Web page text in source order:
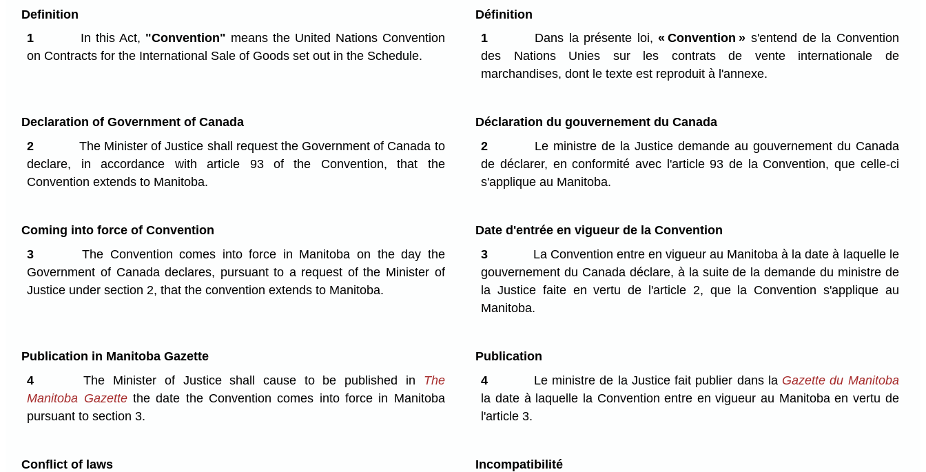
Definition
1
In this Act, "Convention" means the United Nations Convention
on Contracts for the International Sale of Goods set out in the Schedule.
Définition
1
Dans la présente loi,« Convention » s'entend de la Convention
des Nations Unies sur les contrats de vente internationale de
marchandises, dont le texte est reproduit à l'annexe.
Declaration of Government of Canada
2
The Minister of Justice shall request the Government of Canada to
declare, in accordance with article 93 of the Convention, that the
Convention extends to Manitoba.
Déclaration du gouvernement du Canada
2
Le ministre de la Justice demande au gouvernement du Canada
de déclarer, en conformité avec l'article 93 de la Convention, que celle-ci
s'applique au Manitoba.
Coming into force of Convention
3
The Convention comes into force in Manitoba on the day the
Government of Canada declares, pursuant to a request of the Minister of
Justice under section 2, that the convention extends to Manitoba.
Date d'entrée en vigueur de la Convention
3
La Convention entre en vigueur au Manitoba à la date à laquelle le
gouvernement du Canada déclare, à la suite de la demande du ministre de
la Justice faite en vertu de l'article 2, que la Convention s'applique au
Manitoba.
Publication in Manitoba Gazette
4
The Minister of Justice shall cause to be published in The
Manitoba Gazettethe date the Convention comes into force in Manitoba
pursuant to section 3.
Publication
4
Le ministre de la Justice fait publier dans la Gazette du Manitoba
la date à laquelle la Convention entre en vigueur au Manitoba en vertu de
l'article 3.
Conflict of laws
Incompatibilité